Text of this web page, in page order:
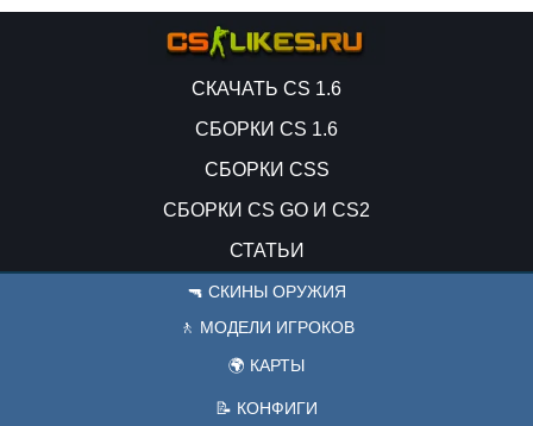
СКАЧАТЬ CS 1.6
СБОРКИ CS 1.6
СБОРКИ CSS
СБОРКИ CS GO И CS2
СТАТЬИ
🔫 СКИНЫ ОРУЖИЯ
🚶 МОДЕЛИ ИГРОКОВ
🌍 КАРТЫ
📝 КОНФИГИ